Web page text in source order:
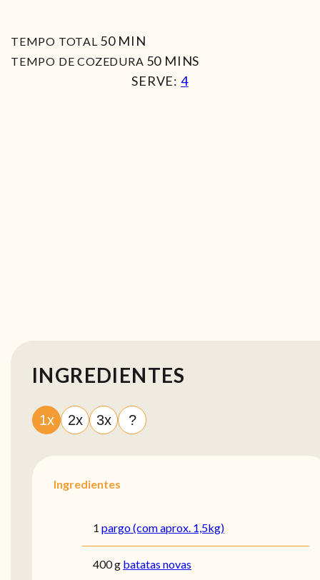
TEMPO TOTAL 50MIN
MIN
TEMPO DE COZEDURA 50MIN
MINS
SERVE: 4
INGREDIENTES
1x 2x 3x ?
Ingredientes
1 pargo (com aprox. 1,5kg)
400 g batatas novas